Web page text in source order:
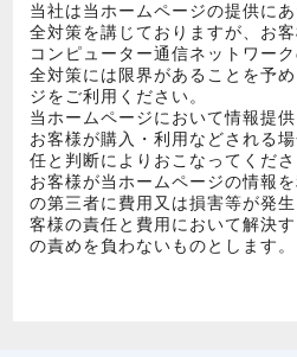
当社は当ホームページの提供に
全対策を講じておりますが、お
コンピューター通信ネットワー
全対策には限界があることを予
ジをご利用ください。
当ホームページにおいて情報提
お客様が購入・利用などされる
任と判断によりおこなってくださ
お客様が当ホームページの情報
の第三者に費用又は損害等が発
客様の責任と費用において解決
の責めを負わないものとします。